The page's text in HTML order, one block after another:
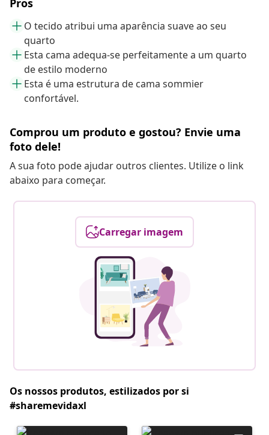
Pros
O tecido atribui uma aparência suave ao seu
quarto
Esta cama adequa-se perfeitamente a um quarto
de estilo moderno
Esta é uma estrutura de cama sommier
confortável.
Comprou um produto e gostou? Envie uma
foto dele!
A sua foto pode ajudar outros clientes. Utilize o link
abaixo para começar.
Carregar imagem
Os nossos produtos, estilizados por si
#sharemevidaxl